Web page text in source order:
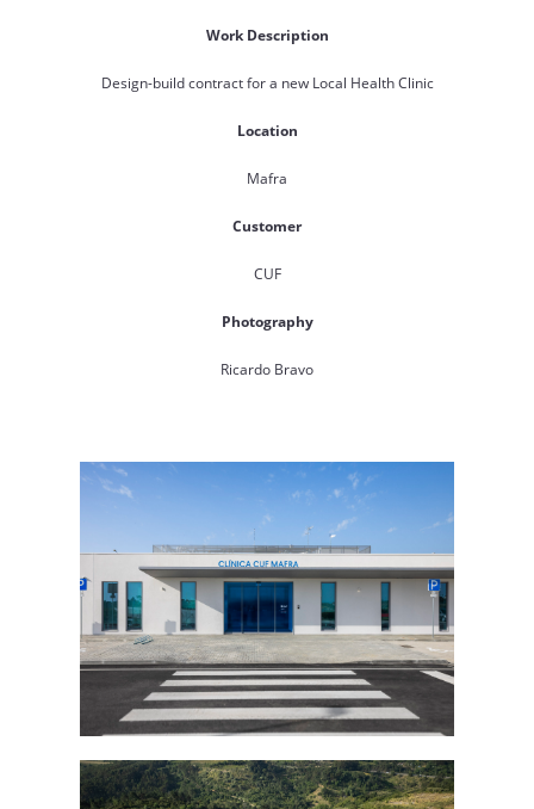
Work Description
Design-build contract for a new Local Health Clinic
Location
Mafra
Customer
CUF
Photography
Ricardo Bravo